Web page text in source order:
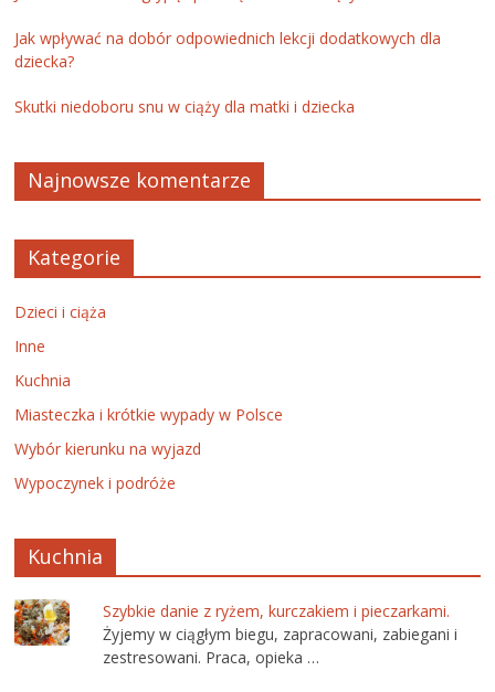
Jak wpływać na dobór odpowiednich lekcji dodatkowych dla
dziecka?
Skutki niedoboru snu w ciąży dla matki i dziecka
Najnowsze komentarze
Kategorie
Dzieci i ciąża
Inne
Kuchnia
Miasteczka i krótkie wypady w Polsce
Wybór kierunku na wyjazd
Wypoczynek i podróże
Kuchnia
Szybkie danie z ryżem, kurczakiem i pieczarkami.
Żyjemy w ciągłym biegu, zapracowani, zabiegani i
zestresowani. Praca, opieka …